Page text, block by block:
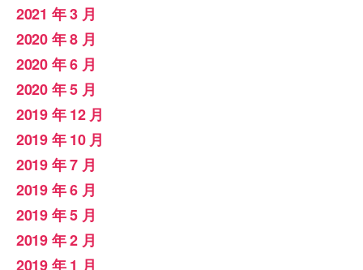
2021 年 3 月
2020 年 8 月
2020 年 6 月
2020 年 5 月
2019 年 12 月
2019 年 10 月
2019 年 7 月
2019 年 6 月
2019 年 5 月
2019 年 2 月
2019 年 1 月